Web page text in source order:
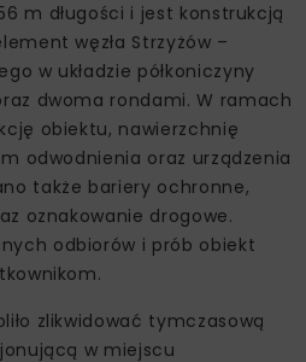
m długości i jest konstrukcją
węzła Strzyżów –
w układzie półkoniczyny
dwoma rondami. W ramach
obiektu, nawierzchnię
odwodnienia oraz urządzenia
także bariery ochronne,
oznakowanie drogowe.
odbiorów i prób obiekt
zlikwidować tymczasową
w miejscu